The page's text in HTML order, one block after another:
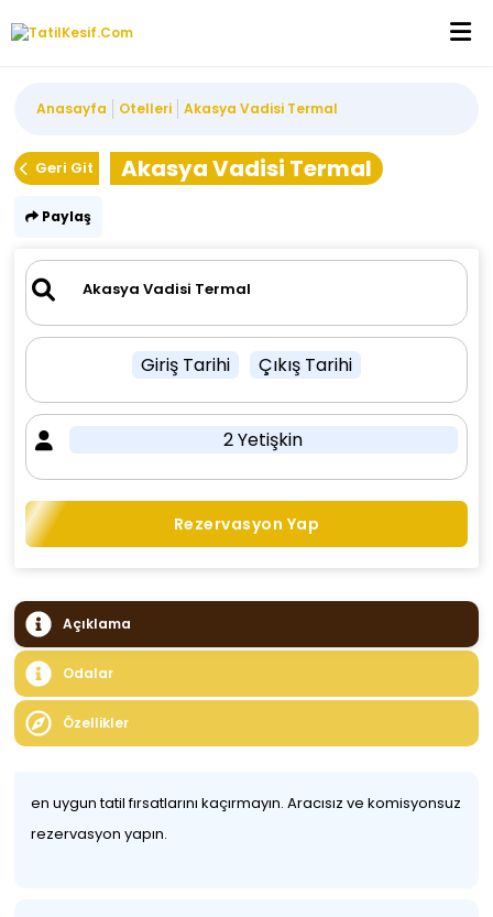
Anasayfa Otelleri Akasya Vadisi Termal
Geri Git Akasya Vadisi Termal
Paylaş
Giriş Tarihi Çıkış Tarihi
2 Yetişkin
Rezervasyon Yap
Açıklama
Odalar
Özellikler
en uygun tatil fırsatlarını kaçırmayın. Aracısız ve komisyonsuz
rezervasyon yapın.